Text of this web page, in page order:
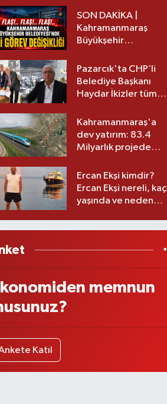
SON DAKİKA |
Kahramanmaraş
Büyükşehir
görev değişikliği!
Pazarcık'ta CHP’li
Belediye Başkanı
Haydar İkizler tüm
yeni partisi
Kahramanmaraş'a
dev yatırım: 83.4
Milyarlık projede
Ercan Ekşi kimdir?
Ercan Ekşi nereli, kaç
yaşında ve neden
memnun
Katıl